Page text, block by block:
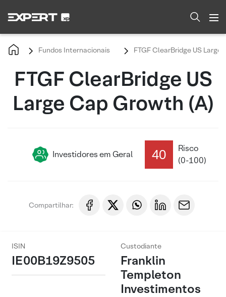
Fundos Internacionais FTGF ClearBridge US Large
FTGF ClearBridge US
Large Cap Growth (A)
Investidores em Geral 40
Risco
(0-100)
Compartilhar:
ISIN
IE00B19Z9505
Custodiante
Franklin
Templeton
Investimentos